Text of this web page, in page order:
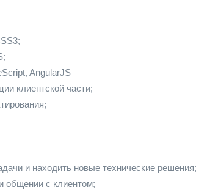
AngularJS
клиентской части;
и находить новые технические решения;
общении с клиентом;